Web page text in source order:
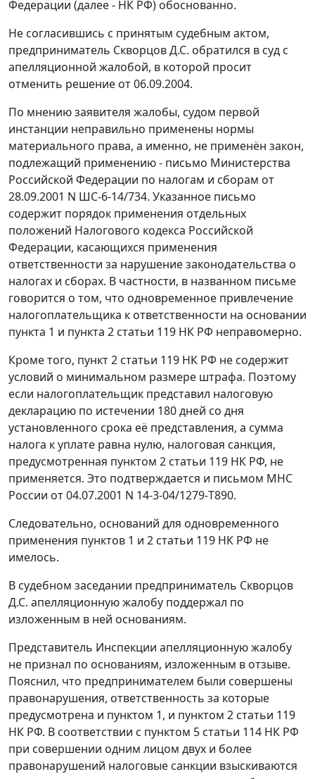
Федерации (далее - НК РФ) обоснованно.
Не согласившись с принятым судебным актом,
предприниматель Скворцов Д.С. обратился в суд с
апелляционной жалобой, в которой просит
отменить решение от 06.09.2004.
По мнению заявителя жалобы, судом первой
инстанции неправильно применены нормы
материального права, а именно, не применён закон,
подлежащий применению - письмо Министерства
Российской Федерации по налогам и сборам от
28.09.2001 N ШС-6-14/734. Указанное письмо
содержит порядок применения отдельных
положений Налогового кодекса Российской
Федерации, касающихся применения
ответственности за нарушение законодательства о
налогах и сборах. В частности, в названном письме
говорится о том, что одновременное привлечение
налогоплательщика к ответственности на основании
пункта 1 и пункта 2 статьи 119 НК РФ неправомерно.
Кроме того, пункт 2 статьи 119 НК РФ не содержит
условий о минимальном размере штрафа. Поэтому
если налогоплательщик представил налоговую
декларацию по истечении 180 дней со дня
установленного срока её представления, а сумма
налога к уплате равна нулю, налоговая санкция,
предусмотренная пунктом 2 статьи 119 НК РФ, не
применяется. Это подтверждается и письмом МНС
России от 04.07.2001 N 14-3-04/1279-Т890.
Следовательно, оснований для одновременного
применения пунктов 1 и 2 статьи 119 НК РФ не
имелось.
В судебном заседании предприниматель Скворцов
Д.С. апелляционную жалобу поддержал по
изложенным в ней основаниям.
Представитель Инспекции апелляционную жалобу
не признал по основаниям, изложенным в отзыве.
Пояснил, что предпринимателем были совершены
правонарушения, ответственность за которые
предусмотрена и пунктом 1, и пунктом 2 статьи 119
НК РФ. В соответствии с пунктом 5 статьи 114 НК РФ
при совершении одним лицом двух и более
правонарушений налоговые санкции взыскиваются